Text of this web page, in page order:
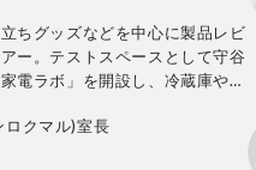
ちグッズなどを中心に製品レビ
ー。テストスペースとして守谷
電ラボ」を開設し、冷蔵庫や洗
クマル)室長